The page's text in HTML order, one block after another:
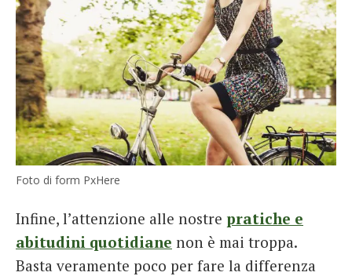
Foto di form PxHere
Infine, l’attenzione alle nostre pratiche e
abitudini quotidiane non è mai troppa.
Basta veramente poco per fare la differenza